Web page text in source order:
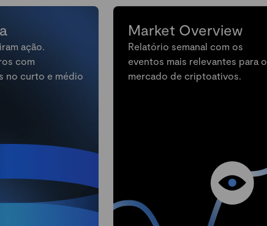
ação.
com
no curto e médio
Market Overview
Relatório semanal com os
eventos mais relevantes para o
mercado de criptoativos.